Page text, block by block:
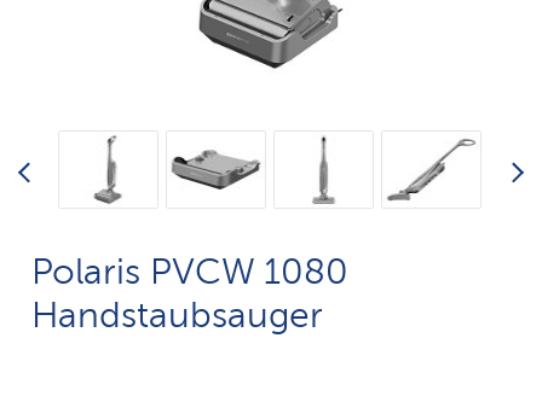
Polaris PVCW 1080
Handstaubsauger